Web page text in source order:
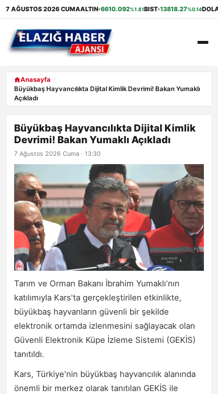
7 AĞUSTOS 2026 CUMAALTIN▾6610.092%1.81BIST▾13818.27%0.14
ANASAYFA
GÜNDEM
SAĞLIK
ALIŞVERIŞ
Anasayfa
Büyükbaş Hayvancılıkta Dijital Kimlik Devrimi! Bakan Yumaklı
Açıkladı
Büyükbaş Hayvancılıkta Dijital Kimlik
Devrimi! Bakan Yumaklı Açıkladı
7 Ağustos 2026 Cuma · 13:30
Tarım ve Orman Bakanı İbrahim Yumaklı'nın
katılımıyla Kars'ta gerçekleştirilen etkinlikte,
büyükbaş hayvanların güvenli bir şekilde
elektronik ortamda izlenmesini sağlayacak olan
Güvenli Elektronik Küpe İzleme Sistemi (GEKİS)
tanıtıldı.
Kars, Türkiye'nin büyükbaş hayvancılık alanında
önemli bir merkez olarak tanıtılan GEKİS ile